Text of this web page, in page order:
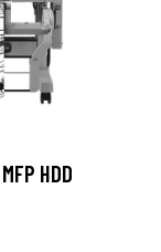
HDD